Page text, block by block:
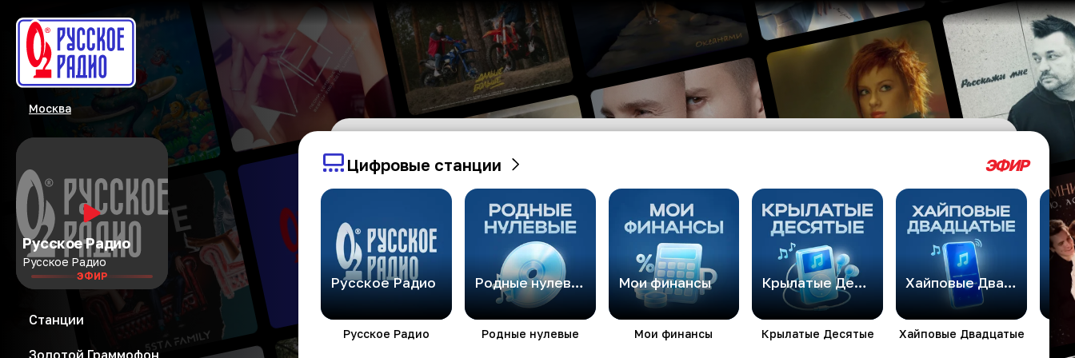
Москва
Русское Радио
Русское Радио
ЭФИР
Станции
Золотой Граммофон
Цифровые станции ЭФИР
Русское Радио
Русское Радио
Родные нулевые
Родные нулевые
Мои финансы
Мои финансы
Крылатые Десятые
Крылатые Десятые
Хайповые Двадцатые
Хайповые Двадцатые